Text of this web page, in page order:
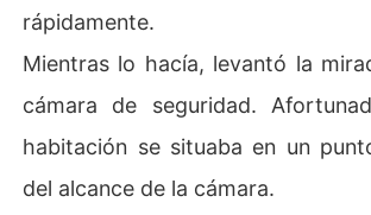
rápidamente.
Mientras lo hacía, levantó la
cámara de seguridad.
habitación se situaba en un
del alcance de la cámara.